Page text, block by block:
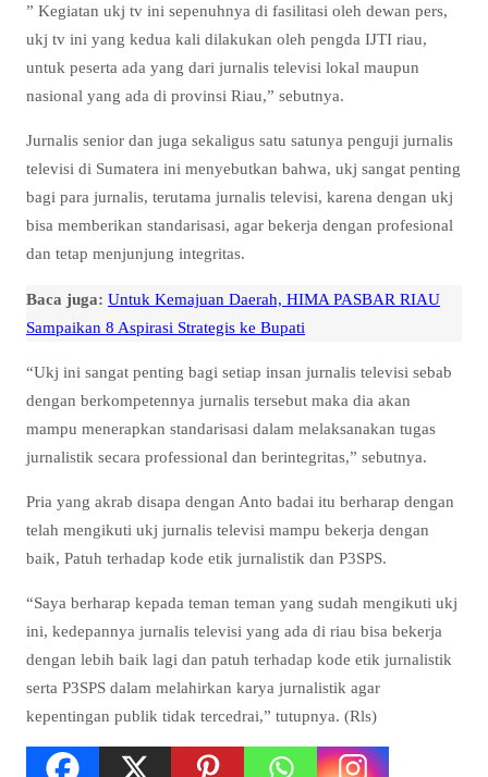
” Kegiatan ukj tv ini sepenuhnya di fasilitasi oleh dewan pers,
ukj tv ini yang kedua kali dilakukan oleh pengda IJTI riau,
untuk peserta ada yang dari jurnalis televisi lokal maupun
nasional yang ada di provinsi Riau,” sebutnya.
Jurnalis senior dan juga sekaligus satu satunya penguji jurnalis
televisi di Sumatera ini menyebutkan bahwa, ukj sangat penting
bagi para jurnalis, terutama jurnalis televisi, karena dengan ukj
bisa memberikan standarisasi, agar bekerja dengan profesional
dan tetap menjunjung integritas.
Baca juga: Untuk Kemajuan Daerah, HIMA PASBAR RIAU
Sampaikan 8 Aspirasi Strategis ke Bupati
“Ukj ini sangat penting bagi setiap insan jurnalis televisi sebab
dengan berkompetennya jurnalis tersebut maka dia akan
mampu menerapkan standarisasi dalam melaksanakan tugas
jurnalistik secara professional dan berintegritas,” sebutnya.
Pria yang akrab disapa dengan Anto badai itu berharap dengan
telah mengikuti ukj jurnalis televisi mampu bekerja dengan
baik, Patuh terhadap kode etik jurnalistik dan P3SPS.
“Saya berharap kepada teman teman yang sudah mengikuti ukj
ini, kedepannya jurnalis televisi yang ada di riau bisa bekerja
dengan lebih baik lagi dan patuh terhadap kode etik jurnalistik
serta P3SPS dalam melahirkan karya jurnalistik agar
kepentingan publik tidak tercedrai,” tutupnya. (Rls)